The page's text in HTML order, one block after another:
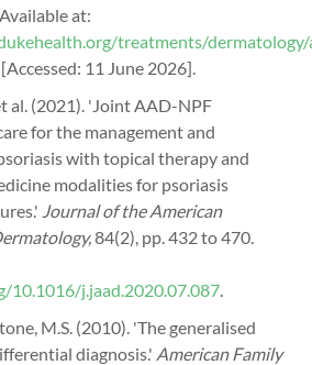
Available at:
treatments/
[Accessed: 11 June 2026].
al. (2021). 'Joint AAD-NPF
for the management and
with topical therapy and
modalities for psoriasis
Journal of the American
84(2), pp. 432 to 470.
10.1016/j.jaad.2020.07.087
M.S. (2010). 'The generalised
diagnosis.' American Family